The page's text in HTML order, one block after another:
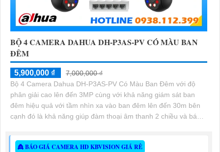
BỘ 4 CAMERA DAHUA DH-P3AS-PV CÓ MÀU BAN
ĐÊM
5,900,000 ₫
7,000,000 ₫
Bộ 4 Camera Dahua DH-P3AS-PV Có Màu Ban Đêm với độ
phân giải cao lên đến 3MP cùng với khả năng giám sát ban
đêm hiệu quả với tầm nhìn xa vào ban đêm lên đến 30m bên
cạnh đó là khả năng giúp đàm thoại âm thanh 2 chiều và báo
👸 BÁO GIÁ CAMERA HD KBVISION GIÁ RẺ